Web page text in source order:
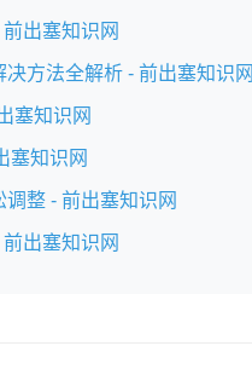
出塞知识网
方法全解析 - 前出塞知识网
塞知识网
塞知识网
整 - 前出塞知识网
出塞知识网